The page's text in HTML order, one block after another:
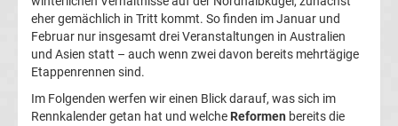
Top-
Aktuell
Bundesliga
Tabelle
eher gemächlich in Tritt kommt. So finden im Januar und
Februar nur insgesamt drei Veranstaltungen in Australien
und Asien statt – auch wenn zwei davon bereits mehrtägige
Etappenrennen sind.
Im Folgenden werfen wir einen Blick darauf, was sich im
Rennkalender getan hat und welche Reformen bereits die